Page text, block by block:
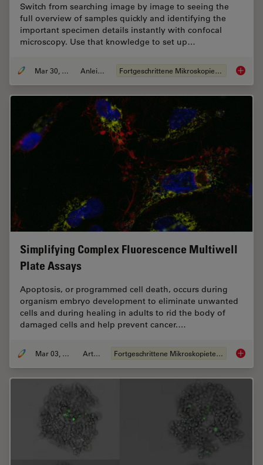
Switch from searching image by image to seeing the
full overview of samples quickly and identifying the
important specimen details instantly with confocal
microscopy. Use that knowledge to set up…
Mar 30, 2022 Anleitung Fortgeschrittene Mikroskopietechniken Find
Simplifying Complex Fluorescence Multiwell
Plate Assays
Apoptosis, or programmed cell death, occurs during
organism embryo development to eliminate unwanted
cells and during healing in adults to rid the body of
damaged cells and help prevent cancer.…
Mar 03, 2022 Artikel Fortgeschrittene Mikroskopietechniken